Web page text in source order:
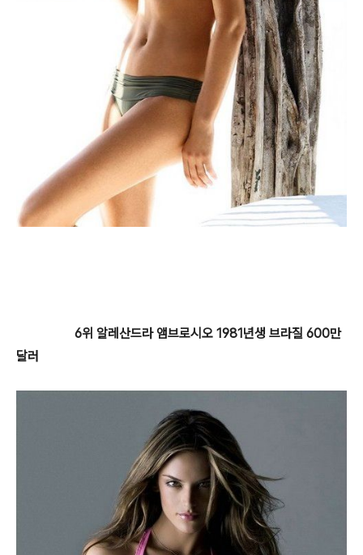
6위 알레산드라 앰브로시오 1981년생 브라질 600만
달러